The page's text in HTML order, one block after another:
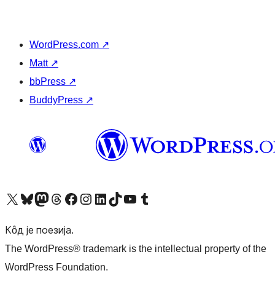
WordPress.com ↗
Matt ↗
bbPress ↗
BuddyPress ↗
Visit our X (formerly Twitter) account
Посетите наш Bluesky налог
Visit our Mastodon account
Посетите наш налог на Threads-у Visit our Facebook pageПосетите наш Инстаграм налог
Visit our LinkedIn account
Посетите наш TikTok налог
Visit our YouTube channel
Посетите наш Tumblr налог
Кôд је поезија.
The WordPress® trademark is the intellectual property of the
WordPress Foundation.